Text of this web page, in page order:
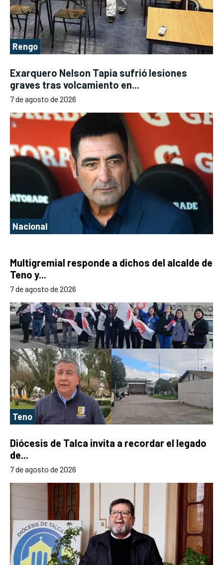
Rengo
Exarquero Nelson Tapia sufrió lesiones
graves tras volcamiento en...
7 de agosto de 2026
Nacional
Multigremial responde a dichos del alcalde de
Teno y...
7 de agosto de 2026
Teno
Diócesis de Talca invita a recordar el legado
de...
7 de agosto de 2026